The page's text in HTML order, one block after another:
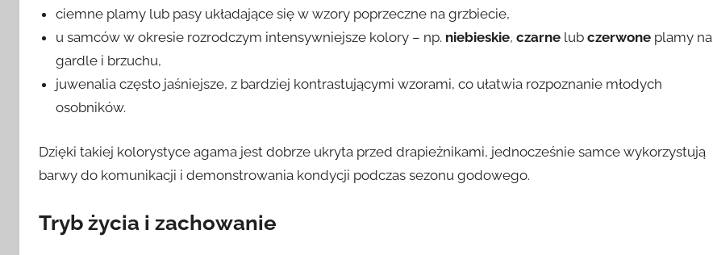
ciemne plamy lub pasy układające się w wzory poprzeczne na grzbiecie,
u samców w okresie rozrodczym intensywniejsze kolory – np. niebieskie,czarne lubczerwone plamy na
gardle i brzuchu,
juwenalia często jaśniejsze, z bardziej kontrastującymi wzorami, co ułatwia rozpoznanie młodych
osobników.
Dzięki takiej kolorystyce agama jest dobrze ukryta przed drapieżnikami, jednocześnie samce wykorzystują
barwy do komunikacji i demonstrowania kondycji podczas sezonu godowego.
Tryb życia i zachowanie